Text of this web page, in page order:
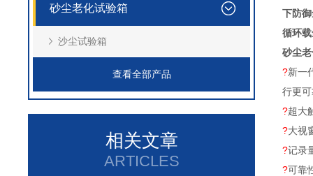
砂尘老化试验箱
沙尘试验箱
查看全部产品
相关文章
ARTICLES
下防
循环
砂尘
?新一
行更
?超大
?大视
?记录
?可靠